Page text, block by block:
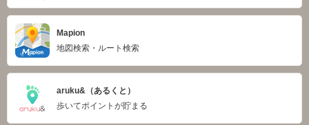
Mapion
地図検索・ルート検索
aruku&（あるくと）
歩いてポイントが貯まる